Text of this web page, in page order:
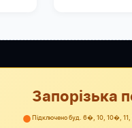
●
Запорізька
Підключено буд. 6�, 10, 10�, 11,